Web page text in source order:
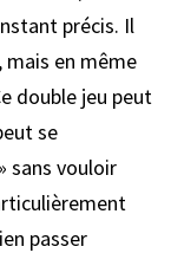
précis. Il
en même
double jeu peut
se
sans vouloir
passer